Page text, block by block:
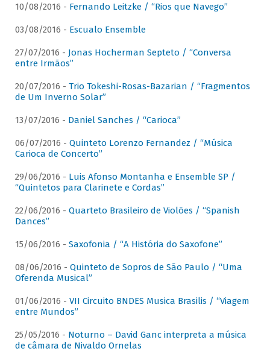
10/08/2016 - Fernando Leitzke / “Rios que Navego”
03/08/2016 - Escualo Ensemble
27/07/2016 - Jonas Hocherman Septeto / “Conversa
entre Irmãos”
20/07/2016 - Trio Tokeshi-Rosas-Bazarian / “Fragmentos
de Um Inverno Solar”
13/07/2016 - Daniel Sanches / “Carioca”
06/07/2016 - Quinteto Lorenzo Fernandez / “Música
Carioca de Concerto”
29/06/2016 - Luis Afonso Montanha e Ensemble SP /
“Quintetos para Clarinete e Cordas”
22/06/2016 - Quarteto Brasileiro de Violões / “Spanish
Dances”
15/06/2016 - Saxofonia / “A História do Saxofone”
08/06/2016 - Quinteto de Sopros de São Paulo / “Uma
Oferenda Musical”
01/06/2016 - VII Circuito BNDES Musica Brasilis / “Viagem
entre Mundos”
25/05/2016 - Noturno – David Ganc interpreta a música
de câmara de Nivaldo Ornelas